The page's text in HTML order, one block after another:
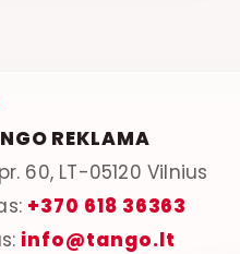
REKLAMA
60, LT-05120 Vilnius
+370 618 36363
info@tango.lt